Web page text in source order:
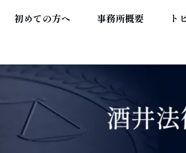
初めての方へ 事務所概要 ト